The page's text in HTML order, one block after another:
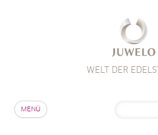
WELT DER
MENÜ